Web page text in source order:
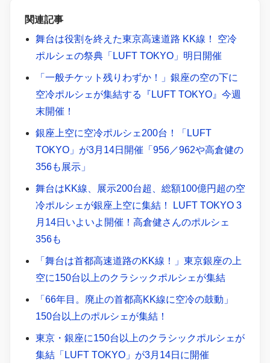
関連記事
舞台は役割を終えた東京高速道路 KK線！ 空冷
ポルシェの祭典「LUFT TOKYO」明日開催
「一般チケット残りわずか！」銀座の空の下に
空冷ポルシェが集結する『LUFT TOKYO』今週
末開催！
銀座上空に空冷ポルシェ200台！「LUFT
TOKYO」が3月14日開催「956／962や高倉健の
356も展示」
舞台はKK線、展示200台超、総額100億円超の空
冷ポルシェが銀座上空に集結！ LUFT TOKYO 3
月14日いよいよ開催！高倉健さんのポルシェ
356も
「舞台は首都高速道路のKK線！」東京銀座の上
空に150台以上のクラシックポルシェが集結
「66年目。廃止の首都高KK線に空冷の鼓動」
150台以上のポルシェが集結！
東京・銀座に150台以上のクラシックポルシェが
集結「LUFT TOKYO」が3月14日に開催